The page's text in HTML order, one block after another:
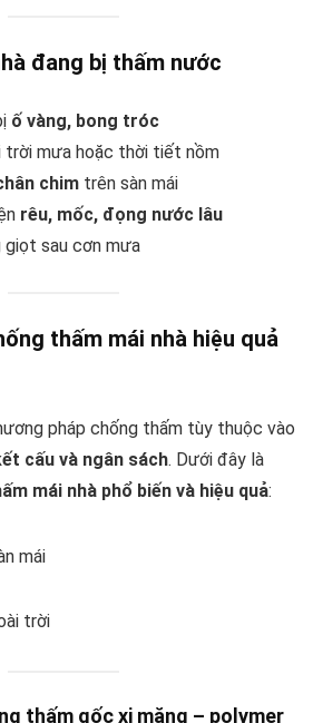
đang bị thấm nước
ố vàng, bong tróc
trời mưa hoặc thời tiết nồm
chim trên sàn mái
rêu, mốc, đọng nước lâu
sau cơn mưa
thấm mái nhà hiệu quả
pháp chống thấm tùy thuộc vào
cấu và ngân sách. Dưới đây là
mái nhà phổ biến và hiệu quả:
thấm gốc xi măng – polymer